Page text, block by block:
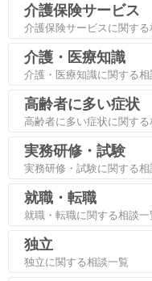
介護保険サービス
介護保険サービスに関する
介護・医療知識
介護・医療知識に関する相
高齢者に多い症状
高齢者に多い症状に関する
実務研修・試験
実務研修・試験に関する相
就職・転職
就職・転職に関する相談一
独立
独立に関する相談一覧